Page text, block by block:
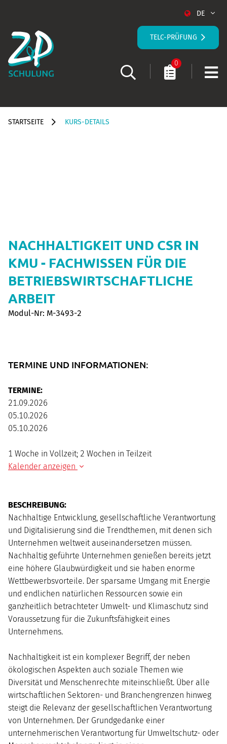
DE
TELC-PRÜFUNG
0
STARTSEITE KURS-DETAILS
NACHHALTIGKEIT UND CSR IN
KMU - FACHWISSEN FÜR DIE
BETRIEBSWIRTSCHAFTLICHE
ARBEIT
Modul-Nr: M-3493-2
TERMINE UND INFORMATIONEN:
TERMINE:
21.09.2026
05.10.2026
05.10.2026
1 Woche in Vollzeit; 2 Wochen in Teilzeit
Kalender anzeigen
Mo Di
2
10
12 13 14
16
17
19 20 21
24
25 26 28 29
31
BESCHREIBUNG:
Nachhaltige Entwicklung, gesellschaftliche Verantwortung
und Digitalisierung sind die Trendthemen, mit denen sich
Unternehmen weltweit auseinandersetzen müssen.
Nachhaltig geführte Unternehmen genießen bereits jetzt
eine höhere Glaubwürdigkeit und sie haben enorme
Wettbewerbsvorteile. Der sparsame Umgang mit Energie
und endlichen natürlichen Ressourcen sowie ein
ganzheitlich betrachteter Umwelt- und Klimaschutz sind
Voraussetzung für die Zukunftsfähigkeit eines
Unternehmens.
Nachhaltigkeit ist ein komplexer Begriff, der neben
ökologischen Aspekten auch soziale Themen wie
Diversität und Menschenrechte miteinschließt. Über alle
wirtschaftlichen Sektoren- und Branchengrenzen hinweg
steigt die Relevanz der gesellschaftlichen Verantwortung
von Unternehmen. Der Grundgedanke einer
unternehmerischen Verantwortung für Umweltschutz- oder